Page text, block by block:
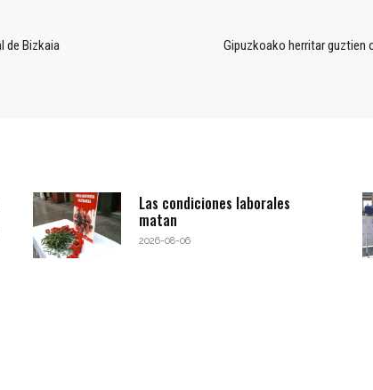
de Bizkaia
Gipuzkoako herritar guztien
Las condiciones laborales
matan
2026-08-06